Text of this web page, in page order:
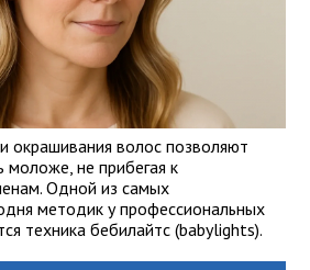
окрашивания волос позволяют
не прибегая к
Одной из самых
методик у профессиональных
техника бебилайтс (babylights).